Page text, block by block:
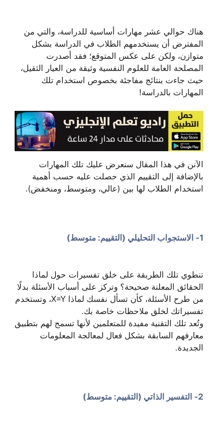
هناك حوالي عشر مهارات أساسية للدراسة، والتي من
المفترض أن يستخدمهم الطلاب في الدراسة بشكل
متوازن، ولكن على عكس المتوقع؛ فقد أصدرت
المصلحة العامة للعلوم النفسية وثيقة من العيار الثقيل،
حيث جاءت بنتائج مفاجئة بخصوص استخدام تلك
المهارات بالدراسة!
الآنن في هذا المقال سنعرض عليك تلك المهارات
بالإضافة إلى التقييم الذي حصلت عليه حسب أهمية
استخدام الطلاب لها بين (عالي، ومتوسط، ومنخفض).
1- الاستجواب التحليلي (التقييم: متوسط)
تنطوي تلك الطريقة على خلق تفسيرات حول لماذا
الحقائق المعلنة صحيحة؟ وتركز على أسباب الأسئلة بدلًا
من طرح الأسئلة، كأن تسأل نفسك لماذا X=Y، وتستخدم
تفسيراتك لخلق ملاحظات خاصة بك.
وتُعد تلك التقنية مفيدة للمتعلمين لأنها تسمح لهم بتطبيق
معارفهم السابقة بشكل فعال لمعالجة المعلومات
الجديدة.
2- التفسير الذاتي (التقييم: متوسط)